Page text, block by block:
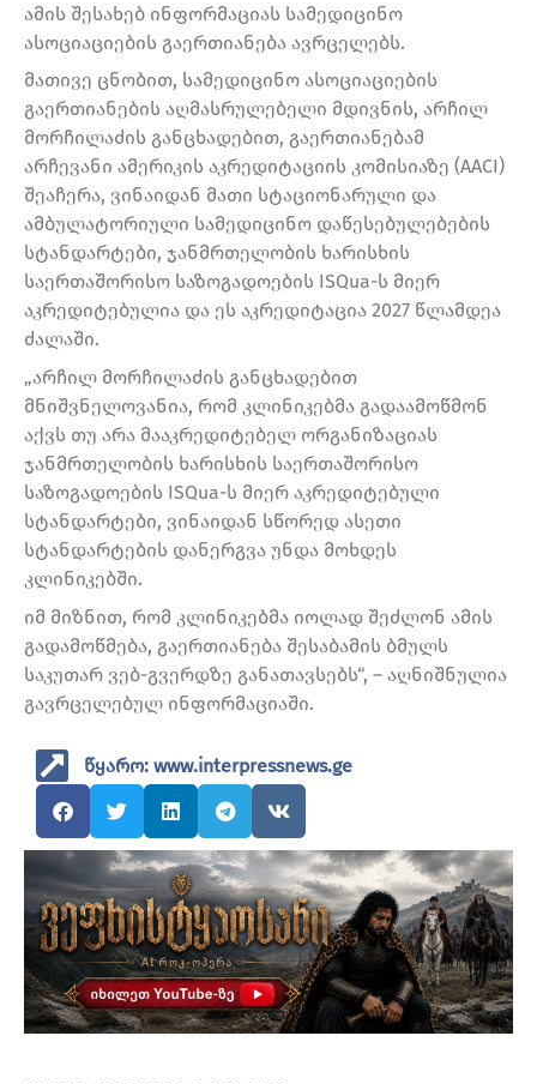
ამის შესახებ ინფორმაციას სამედიცინო
ასოციაციების გაერთიანება ავრცელებს.
მათივე ცნობით, სამედიცინო ასოციაციების
გაერთიანების აღმასრულებელი მდივნის, არჩილ
მორჩილაძის განცხადებით, გაერთიანებამ
არჩევანი ამერიკის აკრედიტაციის კომისიაზე (AACI)
შეაჩერა, ვინაიდან მათი სტაციონარული და
ამბულატორიული სამედიცინო დაწესებულებების
სტანდარტები, ჯანმრთელობის ხარისხის
საერთაშორისო საზოგადოების ISQua-ს მიერ
აკრედიტებულია და ეს აკრედიტაცია 2027 წლამდეა
ძალაში.
„არჩილ მორჩილაძის განცხადებით
მნიშვნელოვანია, რომ კლინიკებმა გადაამოწმონ
აქვს თუ არა მააკრედიტებელ ორგანიზაციას
ჯანმრთელობის ხარისხის საერთაშორისო
საზოგადოების ISQua-ს მიერ აკრედიტებული
სტანდარტები, ვინაიდან სწორედ ასეთი
სტანდარტების დანერგვა უნდა მოხდეს
კლინიკებში.
იმ მიზნით, რომ კლინიკებმა იოლად შეძლონ ამის
გადამოწმება, გაერთიანება შესაბამის ბმულს
საკუთარ ვებ-გვერდზე განათავსებს“, – აღნიშნულია
გავრცელებულ ინფორმაციაში.
წყარო: www.interpressnews.ge